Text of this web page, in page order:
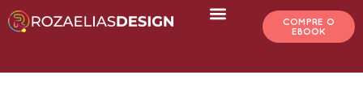
Ir
para
COMPRE O
EBOOK